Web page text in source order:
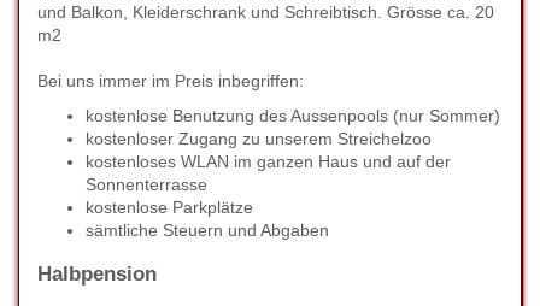
und Balkon, Kleiderschrank und Schreibtisch. Grösse ca. 20
m2
Bei uns immer im Preis inbegriffen:
kostenlose Benutzung des Aussenpools (nur Sommer)
kostenloser Zugang zu unserem Streichelzoo
kostenloses WLAN im ganzen Haus und auf der
Sonnenterrasse
kostenlose Parkplätze
sämtliche Steuern und Abgaben
Halbpension